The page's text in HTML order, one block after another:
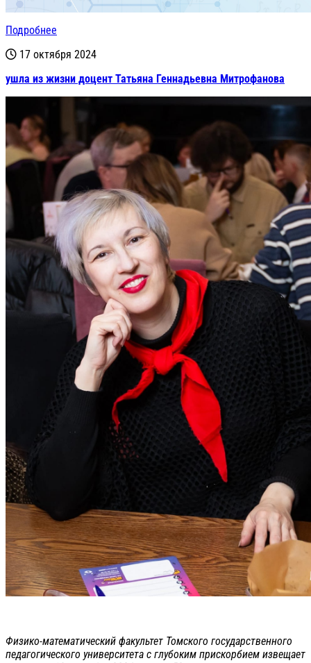
Подробнее
17 октября 2024
ушла из жизни доцент Татьяна Геннадьевна Митрофанова
Физико-математический факультет Томского государственного
педагогического университета с глубоким прискорбием извещает